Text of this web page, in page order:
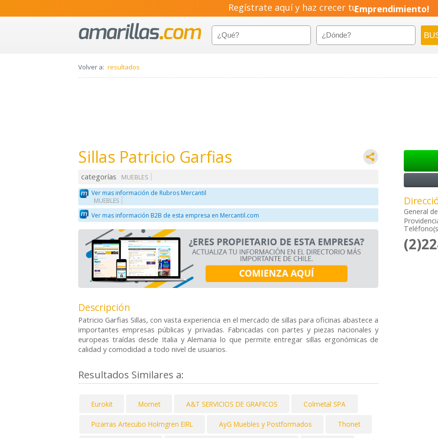
Regístrate aquí y haz crecer tuEmprendimiento!
Volver a: resultados
Sillas Patricio Garfias
categorías
MUEBLES
Ver mas información de Rubros Mercantil
MUEBLES
Ver mas información B2B de esta empresa en Mercantil.com
Descripción
Patricio Garfias Sillas, con vasta experiencia en el mercado de sillas para oficinas abastece a
importantes empresas públicas y privadas. Fabricadas con partes y piezas nacionales y
europeas traídas desde Italia y Alemania lo que permite entregar sillas ergonómicas de
calidad y comodidad a todo nivel de usuarios.
Resultados Similares a:
Eurokit Momet A&T SERVICIOS DE GRAFICOS Colmetal SPA
Pizarras Artecubo Holmgren EIRL AyG Muebles y Postformados Thonet
General